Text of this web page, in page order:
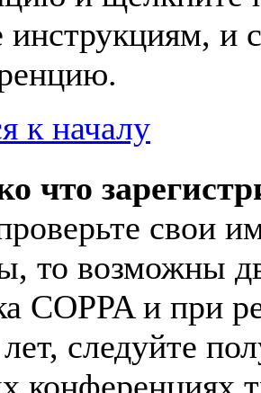
инструкциям, и
к началу
что
свои
то возможны
COPPA и при
следуйте